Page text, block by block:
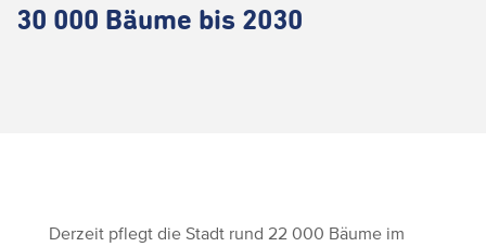
30 000 Bäume bis 2030
Derzeit pflegt die Stadt rund 22 000 Bäume im